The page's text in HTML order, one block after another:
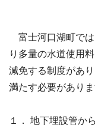
富士河口湖町では
り多量の水道使用
減免する制度があ
満たす必要がありま
１． 地下埋設管か